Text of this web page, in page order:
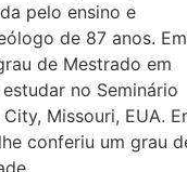
pelo ensino e
de 87 anos. Em
de Mestrado em
no Seminário
Missouri, EUA.
conferiu um grau